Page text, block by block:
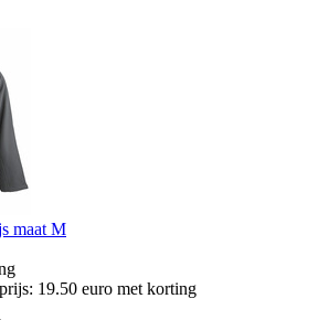
maat M
19.50 euro met korting